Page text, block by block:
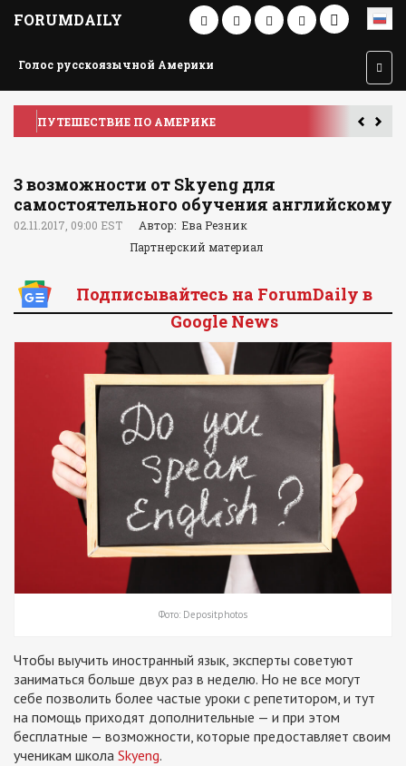
FORUMDAILY
Голос русскоязычной Америки
ПУТЕШЕСТВИЕ ПО АМЕРИКЕ
3 возможности от Skyeng для
самостоятельного обучения английскому
02.11.2017, 09:00 EST
Автор: Ева Резник
Партнерский материал
Подписывайтесь на ForumDaily в
Google News
Фото: Depositphotos
Чтобы выучить иностранный язык, эксперты советуют
заниматься больше двух раз в неделю. Но не все могут
себе позволить более частые уроки с репетитором, и тут
на помощь приходят дополнительные — и при этом
бесплатные — возможности, которые предоставляет своим
ученикам школа Skyeng.